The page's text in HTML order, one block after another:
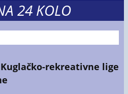
24 KOLO
Kuglačko-rekreativne lige